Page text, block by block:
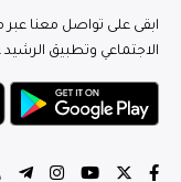
ابقى على تواصل معنا عبر
الاجتماعي وتطبيق الرشيد